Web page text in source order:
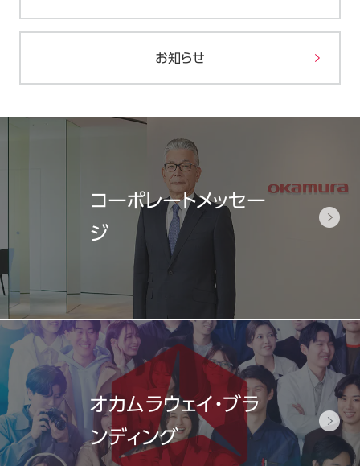
お知らせ
コーポレートメッセー
ジ
オカムラウェイ・ブラ
ンディング